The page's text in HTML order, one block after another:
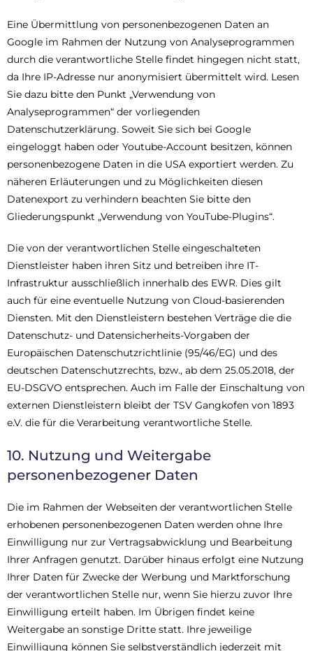
Eine Übermittlung von personenbezogenen Daten an
Google im Rahmen der Nutzung von Analyseprogrammen
durch die verantwortliche Stelle findet hingegen nicht statt,
da Ihre IP-Adresse nur anonymisiert übermittelt wird. Lesen
Sie dazu bitte den Punkt „Verwendung von
Analyseprogrammen“ der vorliegenden
Datenschutzerklärung. Soweit Sie sich bei Google
eingeloggt haben oder Youtube-Account besitzen, können
personenbezogene Daten in die USA exportiert werden. Zu
näheren Erläuterungen und zu Möglichkeiten diesen
Datenexport zu verhindern beachten Sie bitte den
Gliederungspunkt „Verwendung von YouTube-Plugins“.
Die von der verantwortlichen Stelle eingeschalteten
Dienstleister haben ihren Sitz und betreiben ihre IT-
Infrastruktur ausschließlich innerhalb des EWR. Dies gilt
auch für eine eventuelle Nutzung von Cloud-basierenden
Diensten. Mit den Dienstleistern bestehen Verträge die die
Datenschutz- und Datensicherheits-Vorgaben der
Europäischen Datenschutzrichtlinie (95/46/EG) und des
deutschen Datenschutzrechts, bzw., ab dem 25.05.2018, der
EU-DSGVO entsprechen. Auch im Falle der Einschaltung von
externen Dienstleistern bleibt der TSV Gangkofen von 1893
e.V. die für die Verarbeitung verantwortliche Stelle.
10. Nutzung und Weitergabe
personenbezogener Daten
Die im Rahmen der Webseiten der verantwortlichen Stelle
erhobenen personenbezogenen Daten werden ohne Ihre
Einwilligung nur zur Vertragsabwicklung und Bearbeitung
Ihrer Anfragen genutzt. Darüber hinaus erfolgt eine Nutzung
Ihrer Daten für Zwecke der Werbung und Marktforschung
der verantwortlichen Stelle nur, wenn Sie hierzu zuvor Ihre
Einwilligung erteilt haben. Im Übrigen findet keine
Weitergabe an sonstige Dritte statt. Ihre jeweilige
Einwilligung können Sie selbstverständlich jederzeit mit